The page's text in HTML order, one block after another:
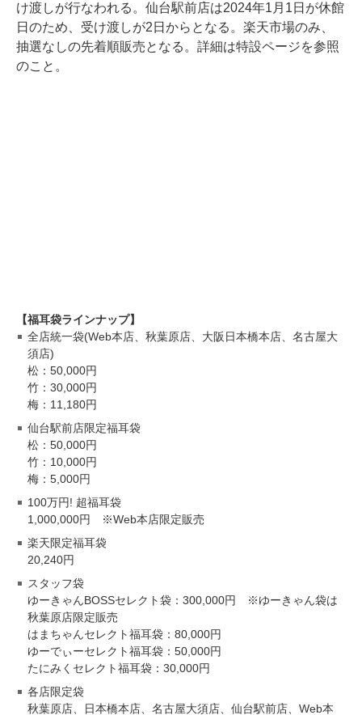
け渡しが行なわれる。仙台駅前店は2024年1月1日が休館
日のため、受け渡しが2日からとなる。楽天市場のみ、
抽選なしの先着順販売となる。詳細は特設ページを参照
のこと。
【福耳袋ラインナップ】
全店統一袋(Web本店、秋葉原店、大阪日本橋本店、名古屋大
須店)
松：50,000円
竹：30,000円
梅：11,180円
仙台駅前店限定福耳袋
松：50,000円
竹：10,000円
梅：5,000円
100万円! 超福耳袋
1,000,000円 ※Web本店限定販売
楽天限定福耳袋
20,240円
スタッフ袋
ゆーきゃんBOSSセレクト袋：300,000円 ※ゆーきゃん袋は
秋葉原店限定販売
はまちゃんセレクト福耳袋：80,000円
ゆーでぃーセレクト福耳袋：50,000円
たにみくセレクト福耳袋：30,000円
各店限定袋
秋葉原店、日本橋本店、名古屋大須店、仙台駅前店、Web本